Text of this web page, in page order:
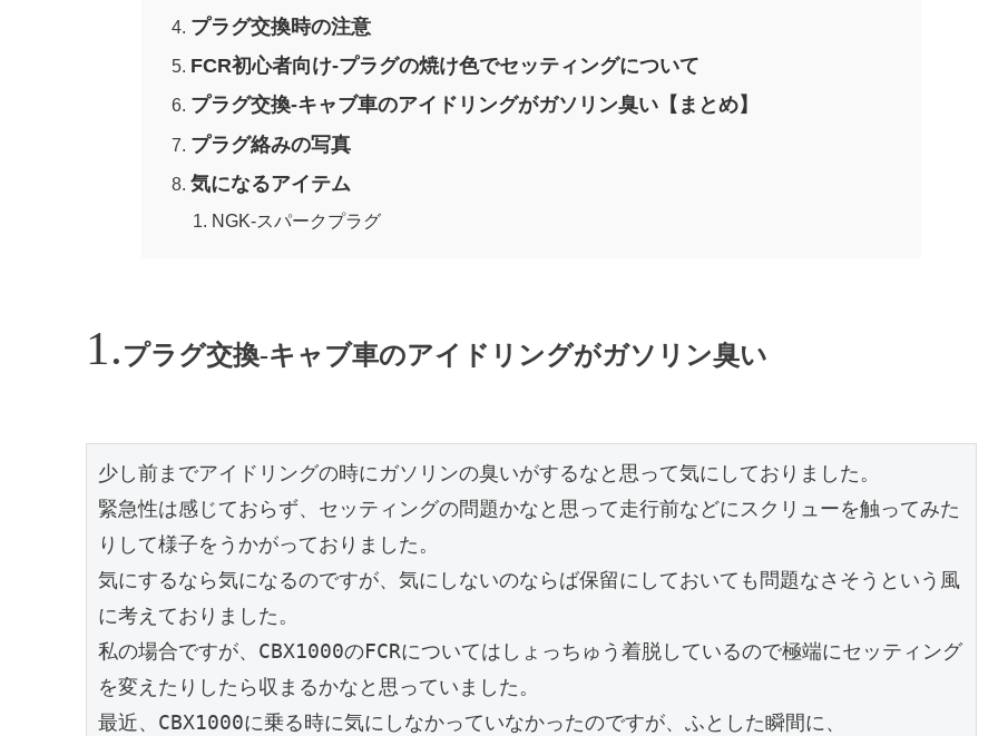
プラグ交換時の注意
FCR初心者向け-プラグの焼け色でセッティングについて
プラグ交換-キャブ車のアイドリングがガソリン臭い【まとめ】
プラグ絡みの写真
気になるアイテム
NGK-スパークプラグ
プラグ交換-キャブ車のアイドリングがガソリン臭い
少し前までアイドリングの時にガソリンの臭いがするなと思って気にしておりました。
緊急性は感じておらず、セッティングの問題かなと思って走行前などにスクリューを触ってみた
りして様子をうかがっておりました。
気にするなら気になるのですが、気にしないのならば保留にしておいても問題なさそうという風
に考えておりました。
私の場合ですが、CBX1000のFCRについてはしょっちゅう着脱しているので極端にセッティング
を変えたりしたら収まるかなと思っていました。
最近、CBX1000に乗る時に気にしなかっていなかったのですが、ふとした瞬間に、